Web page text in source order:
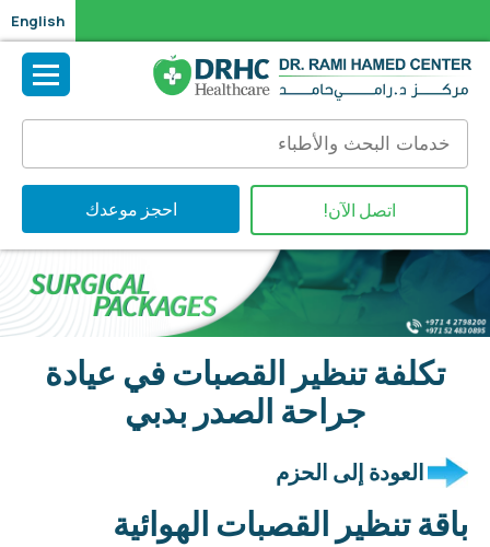
English
احجز موعدك اتصل الآن!
تكلفة تنظير القصبات في عيادة
جراحة الصدر بدبي
باقة تنظير القصبات الهوائية
العودة إلى الحزم